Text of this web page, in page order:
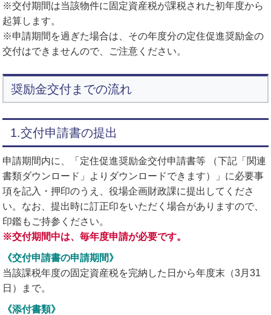
※交付期間は当該物件に固定資産税が課税された初年度から
起算します。
※申請期間を過ぎた場合は、その年度分の定住促進奨励金の
交付はできませんので、ご注意ください。
奨励金交付までの流れ
1.交付申請書の提出
申請期間内に、「定住促進奨励金交付申請書等 （下記「関連
書類ダウンロード」よりダウンロードできます）」に必要事
項を記入・押印のうえ、役場企画財政課に提出してくださ
い。なお、提出時に訂正印をいただく場合がありますので、
印鑑もご持参ください。
※交付期間中は、毎年度申請が必要です。
《交付申請書の申請期間》
当該課税年度の固定資産税を完納した日から年度末（3月31
日）まで。
《添付書類》